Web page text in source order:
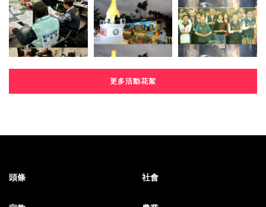
更多活動花絮
頭條 社會